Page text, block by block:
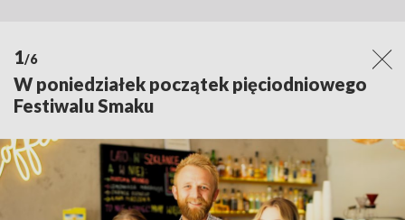
1/6
W poniedziałek początek pięciodniowego
Festiwalu Smaku